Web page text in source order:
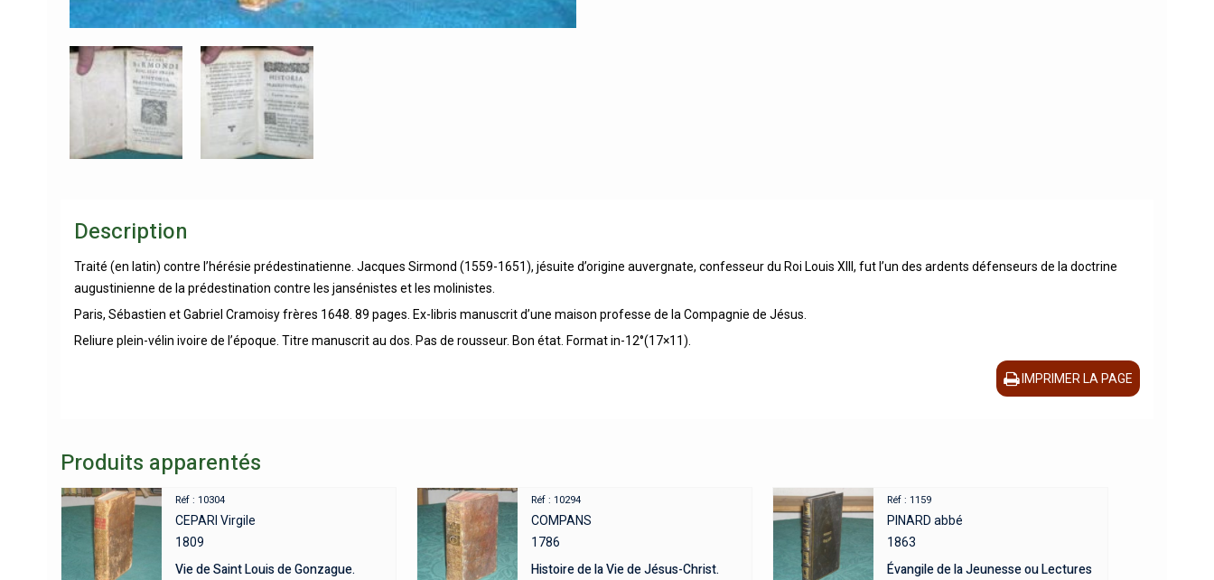
Description
Traité (en latin) contre l’hérésie prédestinatienne. Jacques Sirmond (1559-1651), jésuite d’origine auvergnate, confesseur du Roi Louis XIII, fut l’un des ardents défenseurs de la doctrine
augustinienne de la prédestination contre les jansénistes et les molinistes.
Paris, Sébastien et Gabriel Cramoisy frères 1648. 89 pages. Ex-libris manuscrit d’une maison professe de la Compagnie de Jésus.
Reliure plein-vélin ivoire de l’époque. Titre manuscrit au dos. Pas de rousseur. Bon état. Format in-12°(17×11).
IMPRIMER LA PAGE
Produits apparentés
Réf : 10304
CEPARI Virgile
1809
Vie de Saint Louis de Gonzague.
Réf : 10294
COMPANS
1786
Histoire de la Vie de Jésus-Christ.
Réf : 1159
PINARD abbé
1863
Évangile de la Jeunesse ou Lectures